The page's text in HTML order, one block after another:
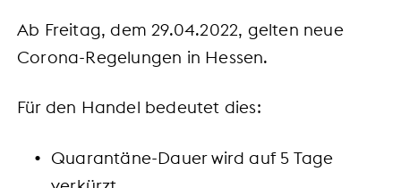
Ab Freitag, dem 29.04.2022, gelten neue
Corona-Regelungen in Hessen.
Für den Handel bedeutet dies:
Quarantäne-Dauer wird auf 5 Tage